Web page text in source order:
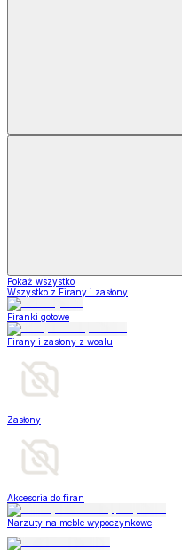
Pokaż wszystko
Wszystko z Firany i zasłony
Firanki gotowe
Firany i zasłony z woalu
Zasłony
Akcesoria do firan
Narzuty na meble wypoczynkowe